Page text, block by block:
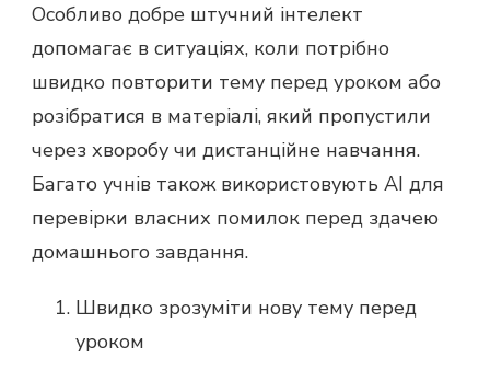
Особливо добре штучний інтелект
допомагає в ситуаціях, коли потрібно
швидко повторити тему перед уроком або
розібратися в матеріалі, який пропустили
через хворобу чи дистанційне навчання.
Багато учнів також використовують AI для
перевірки власних помилок перед здачею
домашнього завдання.
Швидко зрозуміти нову тему перед
уроком